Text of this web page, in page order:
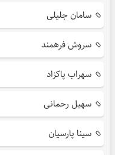
سامان جلیلی
سروش فرهمند
سهراب پاکزاد
سهیل رحمانی
سینا پارسیان